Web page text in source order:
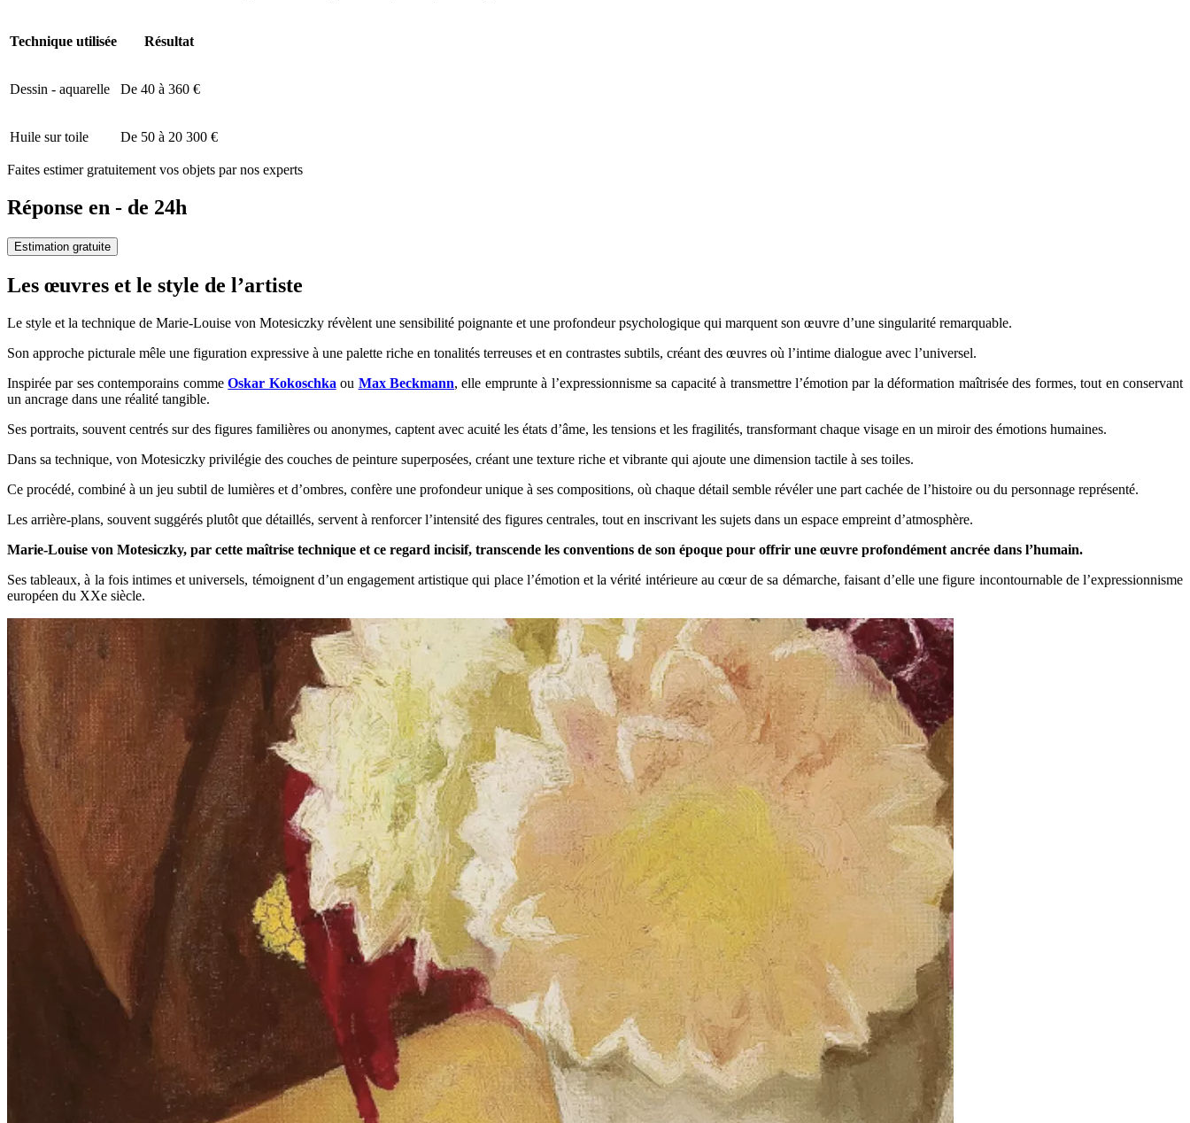
Technique utilisée Résultat
Dessin - aquarelle De 40 à 360 €
Huile sur toile De 50 à 20 300 €
Faites estimer gratuitement vos objets par nos experts
Réponse en - de 24h
Estimation gratuite
Les œuvres et le style de l’artiste
Le style et la technique de Marie-Louise von Motesiczky révèlent une sensibilité poignante et une profondeur psychologique qui marquent son œuvre d’une singularité remarquable.
Son approche picturale mêle une figuration expressive à une palette riche en tonalités terreuses et en contrastes subtils, créant des œuvres où l’intime dialogue avec l’universel.
Inspirée par ses contemporains commeOskar Kokoschka ou Max Beckmann, elle emprunte à l’expressionnisme sa capacité à transmettre l’émotion par la déformation maîtrisée des formes, tout en conservant
un ancrage dans une réalité tangible.
Ses portraits, souvent centrés sur des figures familières ou anonymes, captent avec acuité les états d’âme, les tensions et les fragilités, transformant chaque visage en un miroir des émotions humaines.
Dans sa technique, von Motesiczky privilégie des couches de peinture superposées, créant une texture riche et vibrante qui ajoute une dimension tactile à ses toiles.
Ce procédé, combiné à un jeu subtil de lumières et d’ombres, confère une profondeur unique à ses compositions, où chaque détail semble révéler une part cachée de l’histoire ou du personnage représenté.
Les arrière-plans, souvent suggérés plutôt que détaillés, servent à renforcer l’intensité des figures centrales, tout en inscrivant les sujets dans un espace empreint d’atmosphère.
Marie-Louise von Motesiczky, par cette maîtrise technique et ce regard incisif, transcende les conventions de son époque pour offrir une œuvre profondément ancrée dans l’humain.
Ses tableaux, à la fois intimes et universels, témoignent d’un engagement artistique qui place l’émotion et la vérité intérieure au cœur de sa démarche, faisant d’elle une figure incontournable de l’expressionnisme
européen du XXe siècle.